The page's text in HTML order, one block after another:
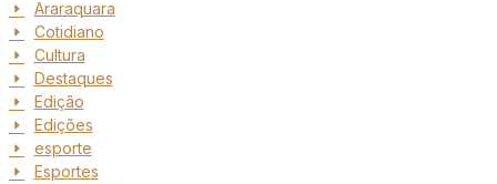
Araraquara
Cotidiano
Cultura
Destaques
Edição
Edições
esporte
Esportes